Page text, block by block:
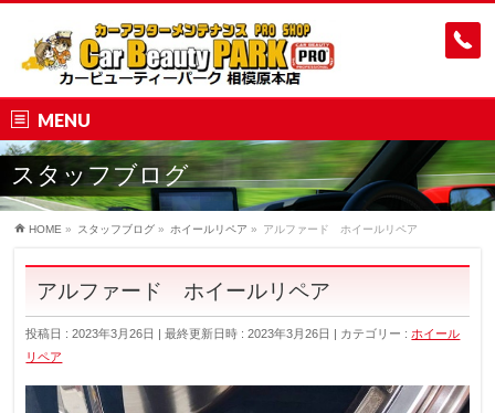
MENU
スタッフブログ
HOME » スタッフブログ » ホイールリペア » アルファード ホイールリペア
アルファード ホイールリペア
投稿日 : 2023年3月26日 最終更新日時 : 2023年3月26日 カテゴリー : ホイール
リペア